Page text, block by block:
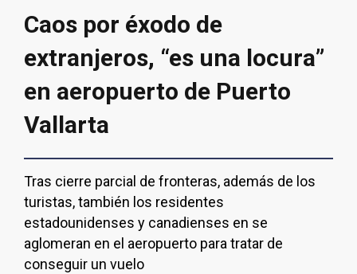
Caos por éxodo de
extranjeros, “es una locura”
en aeropuerto de Puerto
Vallarta
Tras cierre parcial de fronteras, además de los
turistas, también los residentes
estadounidenses y canadienses en se
aglomeran en el aeropuerto para tratar de
conseguir un vuelo